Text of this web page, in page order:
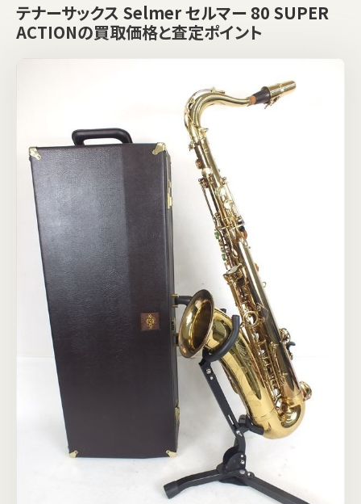
テナーサックス Selmer セルマー 80 SUPER
ACTIONの買取価格と査定ポイント